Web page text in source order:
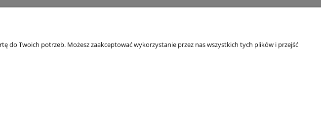
Jak kupować?
Primas
do Twoich potrzeb. Możesz zaakceptować wykorzystanie przez nas wszystkich tych plików i przejść